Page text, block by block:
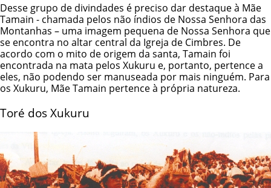
Desse grupo de divindades é preciso dar destaque à Mãe
Tamain - chamada pelos não índios de Nossa Senhora das
Montanhas – uma imagem pequena de Nossa Senhora que
se encontra no altar central da Igreja de Cimbres. De
acordo com o mito de origem da santa, Tamain foi
encontrada na mata pelos Xukuru e, portanto, pertence a
eles, não podendo ser manuseada por mais ninguém. Para
os Xukuru, Mãe Tamain pertence à própria natureza.
Toré dos Xukuru